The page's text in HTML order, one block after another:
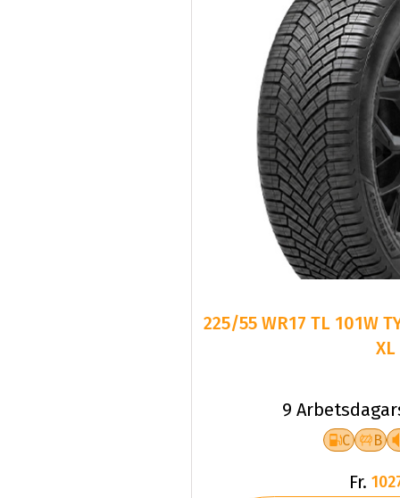
225/55 WR17 TL 101W
XL
9
C B
Fr.